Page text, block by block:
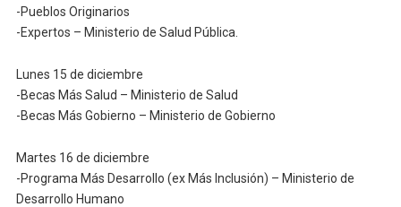
-Pueblos Originarios
-Expertos – Ministerio de Salud Pública.
Lunes 15 de diciembre
-Becas Más Salud – Ministerio de Salud
-Becas Más Gobierno – Ministerio de Gobierno
Martes 16 de diciembre
-Programa Más Desarrollo (ex Más Inclusión) – Ministerio de
Desarrollo Humano